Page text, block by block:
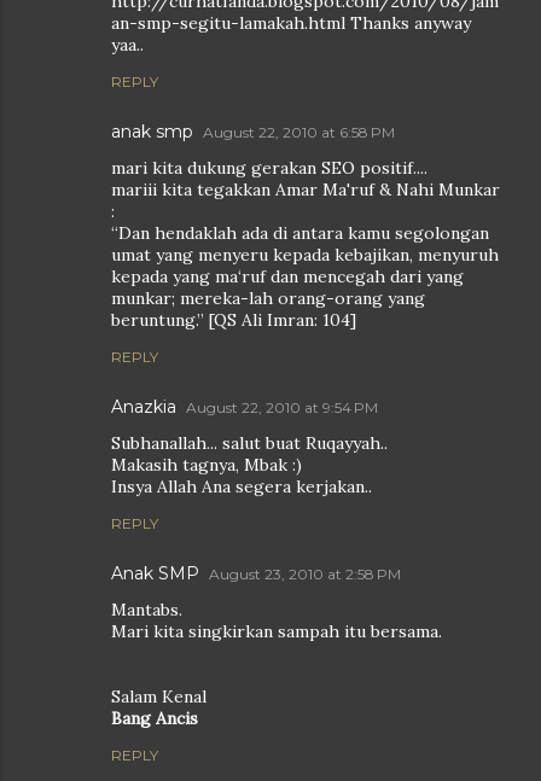
an-smp-segitu-lamakah.html Thanks anyway
yaa..
REPLY
anak smp August 22, 2010 at 6:58 PM
mari kita dukung gerakan SEO positif....
mariii kita tegakkan Amar Ma'ruf & Nahi Munkar
:
“Dan hendaklah ada di antara kamu segolongan
umat yang menyeru kepada kebajikan, menyuruh
kepada yang ma‘ruf dan mencegah dari yang
munkar; mereka-lah orang-orang yang
beruntung.” [QS Ali Imran: 104]
REPLY
Anazkia August 22, 2010 at 9:54 PM
Subhanallah... salut buat Ruqayyah..
Makasih tagnya, Mbak :)
Insya Allah Ana segera kerjakan..
REPLY
Anak SMP August 23, 2010 at 2:58 PM
Mantabs.
Mari kita singkirkan sampah itu bersama.
Salam Kenal
Bang Ancis
REPLY